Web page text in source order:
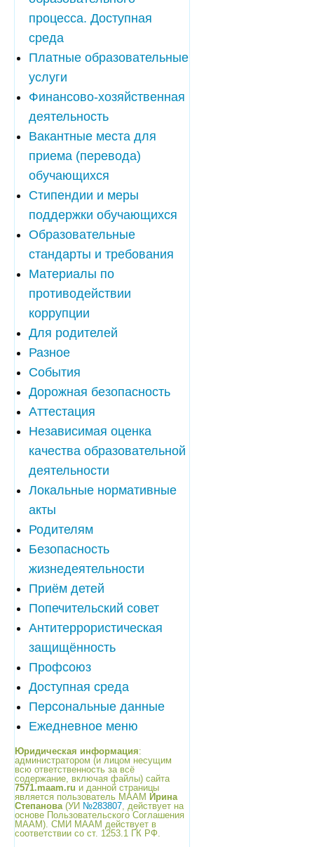
процесса. Доступная
среда
Платные образовательные
услуги
Финансово-хозяйственная
деятельность
Вакантные места для
приема (перевода)
обучающихся
Стипендии и меры
поддержки обучающихся
Образовательные
стандарты и требования
Материалы по
противодействии
коррупции
Для родителей
Разное
События
Дорожная безопасность
Аттестация
Независимая оценка
качества образовательной
деятельности
Локальные нормативные
акты
Родителям
Безопасность
жизнедеятельности
Приём детей
Попечительский совет
Антитеррористическая
защищённость
Профсоюз
Доступная среда
Персональные данные
Ежедневное меню
Юридическая информация:
администратором (и лицом несущим
всю ответственность за всё
содержание, включая файлы) сайта
7571.maam.ru и данной страницы
является пользователь МААМ Ирина
Степанова(УИ №283807, действует на
основе Пользовательского Соглашения
МААМ). СМИ МААМ действует в
соответствии со ст. 1253.1 ГК РФ.